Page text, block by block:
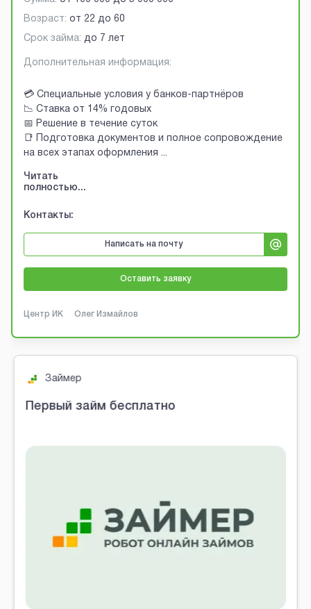
Возраст: от 22 до 60
Срок займа: до 7 лет
Дополнительная информация:
💳 Специальные условия у банков-партнёров
📉 Ставка от 14% годовых
📅 Решение в течение суток
📑 Подготовка документов и полное сопровождение
на всех этапах оформления ...
Читать
полностью...
Контакты:
Написать на почту
Оставить заявку
Центр ИК Олег Измайлов
Займер
Первый займ бесплатно